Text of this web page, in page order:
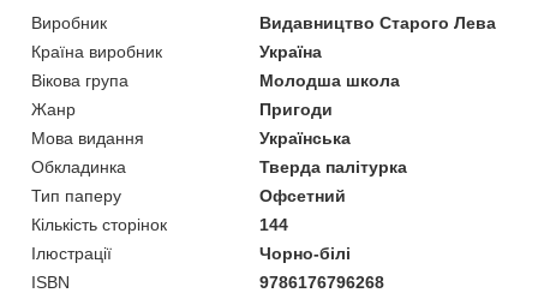
Виробник
Видавництво Старого Лева
Країна виробник
Україна
Вікова група
Молодша школа
Жанр
Пригоди
Мова видання
Українська
Обкладинка
Тверда палітурка
Тип паперу
Офсетний
Кількість сторінок
144
Ілюстрації
Чорно-білі
ISBN
9786176796268